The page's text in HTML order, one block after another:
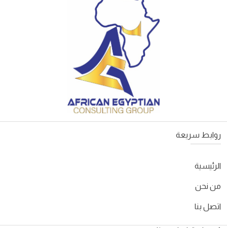
روابط سريعة
الرئيسية
من نحن
اتصل بنا